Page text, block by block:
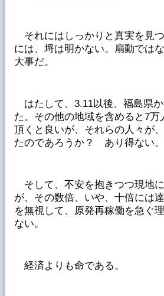
それにはしっかりと真実を見
には、埒は明かない。扇動では
大事だ。
はたして、3.11以後、福島県
た。その他の地域を含めると7万
頂くと良いが、それらの人々が
たのであろうか？ あり得ない。
そして、不安を抱きつつ現地
が、その数倍、いや、十倍には
を無視して、原発再稼働を急ぐ
ない。
経済よりも命である。